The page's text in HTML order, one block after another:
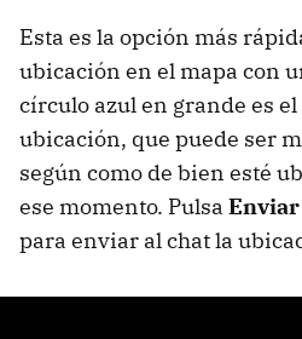
Esta es la opción más
ubicación en el mapa con
círculo azul en grande es
ubicación, que puede ser
según como de bien esté
ese momento. Pulsa
para enviar al chat la